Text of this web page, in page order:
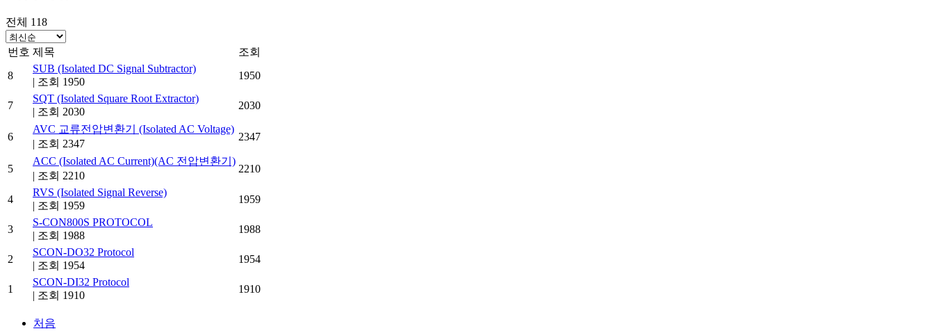
전체 118
번호 제목
조회
8
SUB (Isolated DC Signal Subtractor)
| 조회 1950
1950
7
SQT (Isolated Square Root Extractor)
| 조회 2030
2030
6
AVC 교류전압변환기 (Isolated AC Voltage)
| 조회 2347
2347
5
ACC (Isolated AC Current)(AC 전압변환기)
| 조회 2210
2210
4
RVS (Isolated Signal Reverse)
| 조회 1959
1959
3
S-CON800S PROTOCOL
| 조회 1988
1988
2
SCON-DO32 Protocol
| 조회 1954
1954
1
SCON-DI32 Protocol
| 조회 1910
1910
처음